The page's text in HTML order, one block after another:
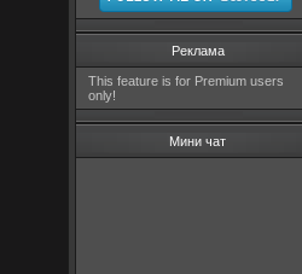
Реклама
This feature is for Premium users
only!
Мини чат